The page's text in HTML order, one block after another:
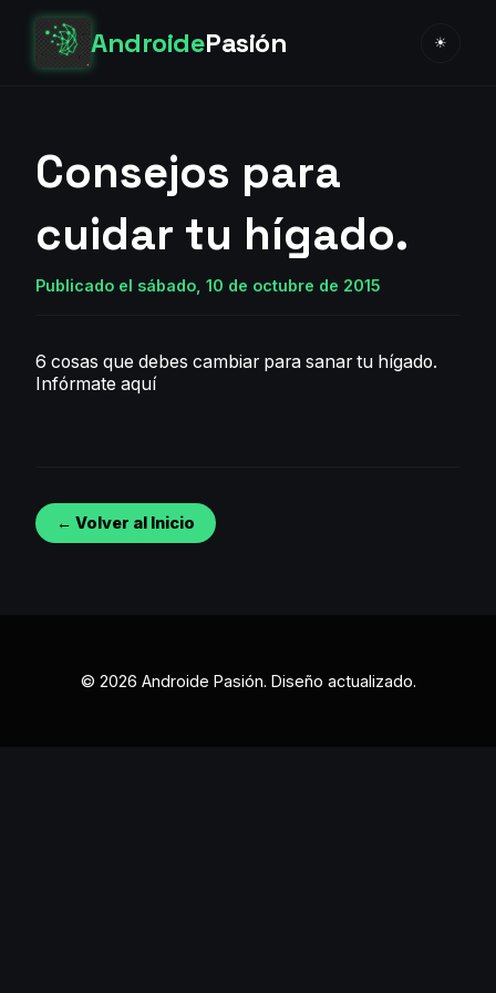
AndroidePasión ☀
Consejos para
cuidar tu hígado.
Publicado el sábado, 10 de octubre de 2015
6 cosas que debes cambiar para sanar tu hígado.
Infórmate aquí
← Volver al Inicio
© 2026 Androide Pasión. Diseño actualizado.